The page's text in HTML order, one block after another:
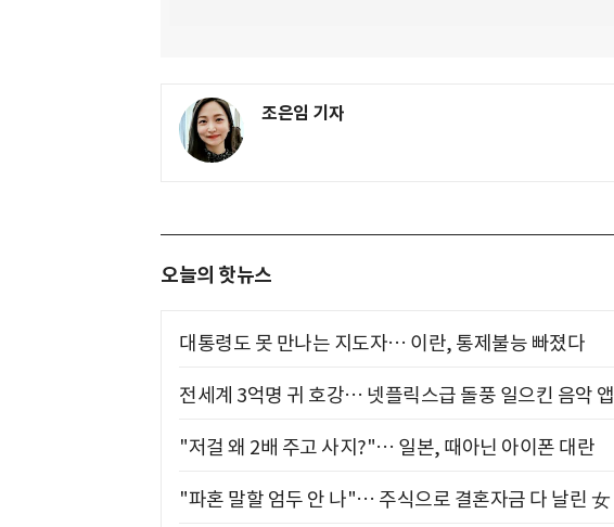
조은임 기자
오늘의 핫뉴스
대통령도 못 만나는 지도자… 이란, 통제불능 빠졌다
전세계 3억명 귀 호강… 넷플릭스급 돌풍 일으킨 음악 앱
"저걸 왜 2배 주고 사지?"… 일본, 때아닌 아이폰 대란
"파혼 말할 엄두 안 나"… 주식으로 결혼자금 다 날린 女